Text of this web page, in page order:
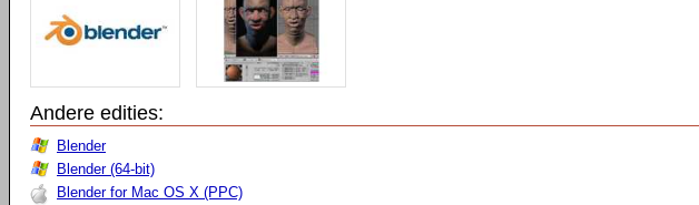
Andere edities:
Blender
Blender (64-bit)
Blender for Mac OS X (PPC)